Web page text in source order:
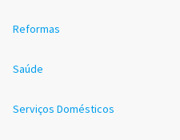
Reformas
Saúde
Serviços Domésticos